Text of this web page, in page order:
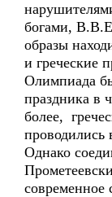
богами,
образы
и греческие
Олимпиада
праздника в
более,
проводились
Однако
современное